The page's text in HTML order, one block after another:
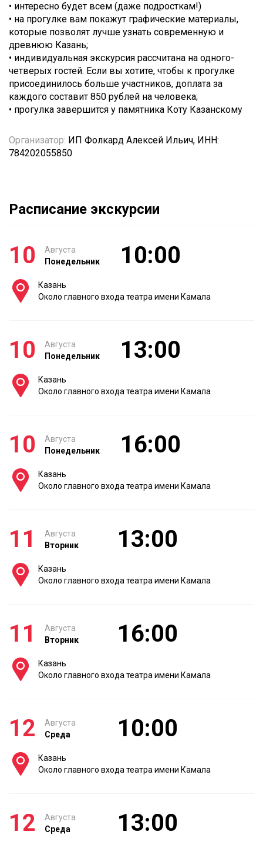
• интересно будет всем (даже подросткам!)
• на прогулке вам покажут графические материалы,
которые позволят лучше узнать современную и
древнюю Казань;
• индивидуальная экскурсия рассчитана на одного-
четверых гостей. Если вы хотите, чтобы к прогулке
присоединилось больше участников, доплата за
каждого составит 850 рублей на человека;
• прогулка завершится у памятника Коту Казанскому
Организатор: ИП Фолкард Алексей Ильич, ИНН:
784202055850
Расписание экскурсии
10
Августа
Понедельник
10:00
Казань
Около главного входа театра имени Камала
10
Августа
Понедельник
13:00
Казань
Около главного входа театра имени Камала
10
Августа
Понедельник
16:00
Казань
Около главного входа театра имени Камала
11
Августа
Вторник
13:00
Казань
Около главного входа театра имени Камала
11
Августа
Вторник
16:00
Казань
Около главного входа театра имени Камала
12
Августа
Среда
10:00
Казань
Около главного входа театра имени Камала
12
Августа
Среда
13:00